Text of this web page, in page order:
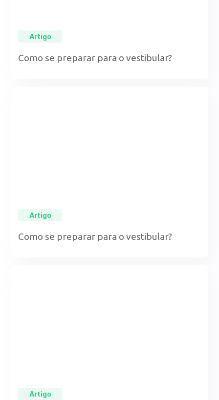
Artigo
Como se preparar para o vestibular?
Artigo
Como se preparar para o vestibular?
Artigo